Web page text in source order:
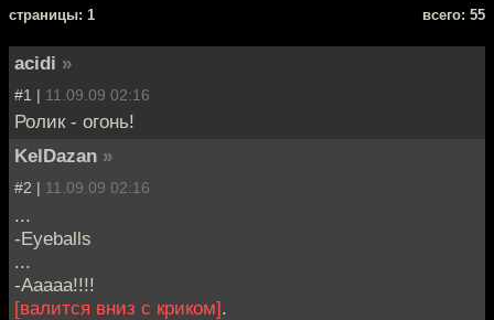
cтраницы: 1 всего: 55
acidi »
#1 | 11.09.09 02:16
Ролик - огонь!
KelDazan »
#2 | 11.09.09 02:16
...
-Eyeballs
...
-Aaaaa!!!!
[валится вниз с криком].